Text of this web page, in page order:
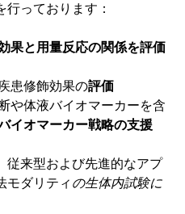
っております：
果と用量反応の関係を評価
患修飾効果の評価
や体液バイオマーカーを含
イオマーカー戦略の支援
従来型および先進的なアプ
モダリティの生体内試験に